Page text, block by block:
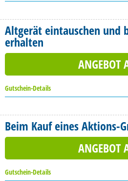
Altgerät eintauschen und
erhalten
ANGEBOT
Gutschein-Details
Beim Kauf eines Aktions-
ANGEBOT
Gutschein-Details